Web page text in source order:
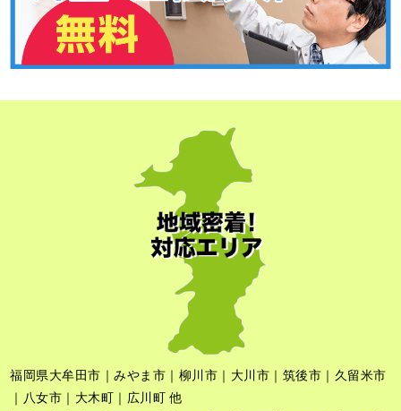
福岡県大牟田市｜みやま市｜柳川市｜大川市｜筑後市｜久留米市
｜八女市｜大木町｜広川町 他